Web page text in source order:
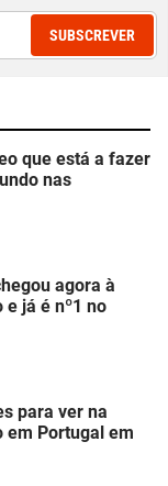
SUBSCREVER
que está a fazer
nas
agora à
já é nº1 no
para ver na
em Portugal em